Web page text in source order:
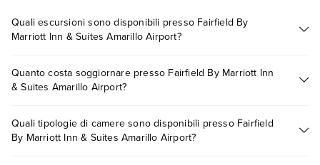
Quali escursioni sono disponibili presso Fairfield By
Marriott Inn & Suites Amarillo Airport?
presso Fairfield By Marriott Inn & Suites Amarillo Airport.
Scoprile tutte nellasezione dedicata
appuntamento
Quanto costa soggiornare presso Fairfield By Marriott Inn
& Suites Amarillo Airport?
possono variare in base a vari fattori (per es. date, condizioni
dell'hotel, ecc). Per consultare i prezzi, compila il motore di
Quali tipologie di camere sono disponibili presso Fairfield
By Marriott Inn & Suites Amarillo Airport?